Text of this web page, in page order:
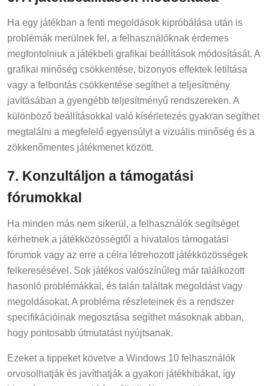
Ha egy játékban a fenti megoldások kipróbálása után is
problémák merülnek fel, a felhasználóknak érdemes
megfontolniuk a játékbeli grafikai beállítások módosítását. A
grafikai minőség csökkentése, bizonyos effektek letiltása
vagy a felbontás csökkentése segíthet a teljesítmény
javításában a gyengébb teljesítményű rendszereken. A
különböző beállításokkal való kísérletezés gyakran segíthet
megtalálni a megfelelő egyensúlyt a vizuális minőség és a
zökkenőmentes játékmenet között.
7. Konzultáljon a támogatási
fórumokkal
Ha minden más nem sikerül, a felhasználók segítséget
kérhetnek a játékközösségtől a hivatalos támogatási
fórumok vagy az erre a célra létrehozott játékközösségek
felkeresésével. Sok játékos valószínűleg már találkozott
hasonló problémákkal, és talán találtak megoldást vagy
megoldásokat. A probléma részleteinek és a rendszer
specifikációinak megosztása segíthet másoknak abban,
hogy pontosabb útmutatást nyújtsanak.
Ezeket a tippeket követve a Windows 10 felhasználók
orvosolhatják és javíthatják a gyakori játékhibákat, így